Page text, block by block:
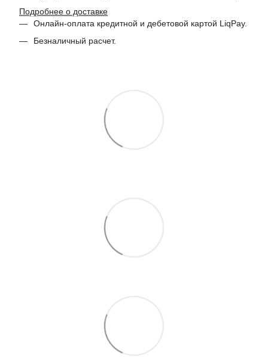
Подробнее о доставке
Онлайн-оплата кредитной и дебетовой картой LiqPay.
Безналичный расчет.